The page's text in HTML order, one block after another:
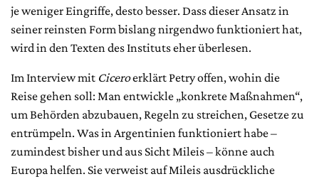
je weniger Eingriffe, desto besser. Dass dieser Ansatz in
seiner reinsten Form bislang nirgendwo funktioniert hat,
wird in den Texten des Instituts eher überlesen.
Im Interview mit Ciceroerklärt Petry offen, wohin die
Reise gehen soll: Man entwickle „konkrete Maßnahmen“,
um Behörden abzubauen, Regeln zu streichen, Gesetze zu
entrümpeln. Was in Argentinien funktioniert habe –
zumindest bisher und aus Sicht Mileis – könne auch
Europa helfen. Sie verweist auf Mileis ausdrückliche